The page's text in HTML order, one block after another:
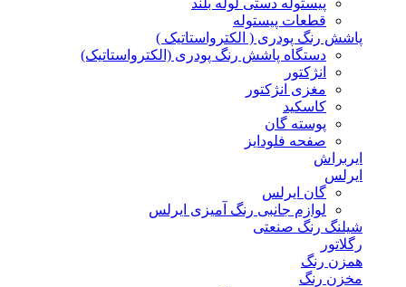
پیستوله دستی لوله بلند
قطعات پیستوله
پاشش رنگ پودری ( الکترواستاتیک )
دستگاه پاشش رنگ پودری (الکترواستاتیک)
انژکتور
مغزی انژکتور
کاسکید
پوسته گان
صفحه فلودایز
ایربراش
ایرلس
گان ایرلس
لوازم جانبی رنگ آمیزی ایرلس
شیلنگ رنگ صنعتی
رگلاتور
همزن رنگ
مخزن رنگ